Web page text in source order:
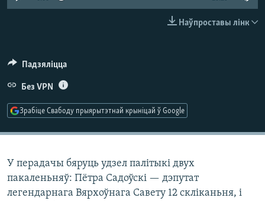
Наўпроставы лінк
Падзяліцца
Без VPN
Зрабіце Свабоду прыярытэтнай крыніцай ў Google
У перадачы бяруць удзел палітыкі двух
пакаленьняў: Пётра Садоўскі — дэпутат
легендарнага Вярхоўнага Савету 12 скліканьня, і